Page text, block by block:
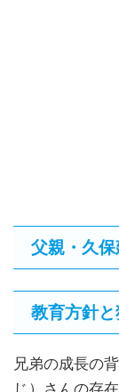
父親・久
教育方針
兄弟の成長の